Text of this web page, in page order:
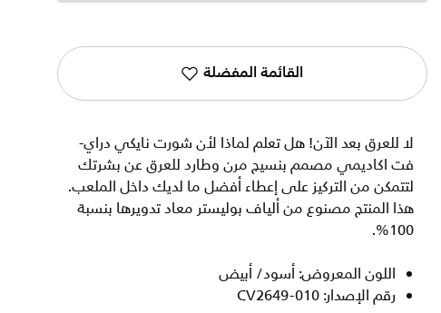
القائمة المفضلة
لا للعرق بعد الآن! هل تعلم لماذا لأن شورت نايكي دراي-
فت اكاديمي مصمم بنسيج مرن وطارد للعرق عن بشرتك
لتتمكن من التركيز على إعطاء أفضل ما لديك داخل الملعب.
هذا المنتج مصنوع من ألياف بوليستر معاد تدويرها بنسبة
100%.
اللون المعروض: أسود/ أبيض
رقم الإصدار: CV2649-010